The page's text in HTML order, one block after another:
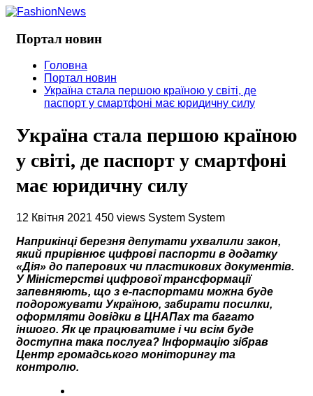
Портал новин
Головна
Портал новин
Україна стала першою країною у світі, де
паспорт у смартфоні має юридичну силу
Україна стала першою країною
у світі, де паспорт у смартфоні
має юридичну силу
12 Квітня 2021 450 views System System
Наприкінці березня депутати ухвалили закон,
який прирівнює цифрові паспорти в додатку
«Дія» до паперових чи пластикових документів.
У Міністерстві цифрової трансформації
запевняють, що з е-паспортами можна буде
подорожувати Україною, забирати посилки,
оформляти довідки в ЦНАПах та багато
іншого. Як це працюватиме і чи всім буде
доступна така послуга? Інформацію зібрав
Центр громадського моніторингу та
контролю.